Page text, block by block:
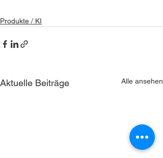
Produkte / KI
Aktuelle Beiträge Alle ansehen